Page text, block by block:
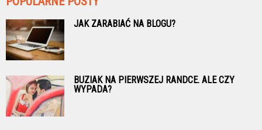
JAK ZARABIAĆ NA BLOGU?
BUZIAK NA PIERWSZEJ RANDCE. ALE CZY
WYPADA?